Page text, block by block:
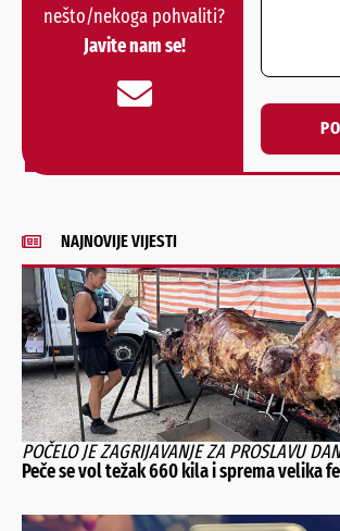
nešto/nekoga pohvaliti?
Javite nam se!
NAJNOVIJE VIJESTI
POČELO JE ZAGRIJAVANJE ZA PROSLAVU
Peče se vol težak 660 kila i sprema velika